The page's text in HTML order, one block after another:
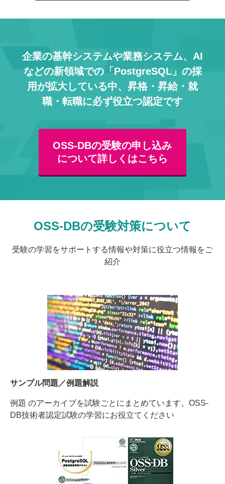
企業の基幹システムや業務システム、AI
などの新領域での「PostgreSQL」の採
用が拡大している中、 昇格・昇給・就
職・転職に必ず役立つ認定です
OSS-DBの受験の申し込み
について詳しくはこちら
OSS-DBの受験対策について
受験の学習をサポートする情報や対策に役立つ情報をご
紹介
サンプル問題／例題解説
例題 のアーカイブを試験ごとにまとめています。OSS-
DB技術者認定試験の学習にお役立てください